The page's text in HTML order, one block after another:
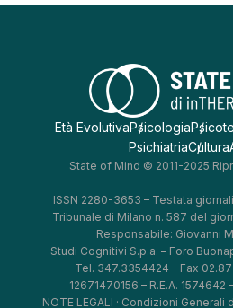
Età EvolutivaPsicologia
PsichiatriaCultura
State of Mind © 2011-2025
ISSN 2280-3653 – Testata
Tribunale di Milano n. 587 del
Responsabile: Giovanni
Studi Cognitivi S.p.a. – Foro
Tel. 347.3354424 – Fax
12671470156 – R.E.A. 1574642
NOTE LEGALI · Condizioni Generali